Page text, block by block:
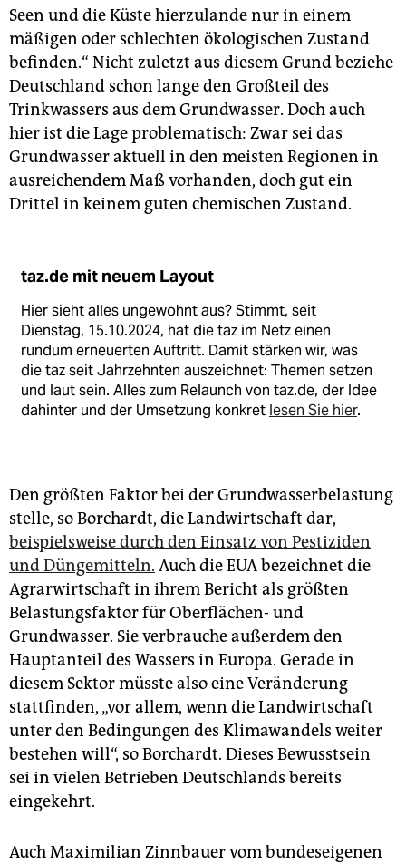
Seen und die Küste hierzulande nur in einem
mäßigen oder schlechten ökologischen Zustand
befinden.“ Nicht zuletzt aus diesem Grund beziehe
Deutschland schon lange den Großteil des
Trinkwassers aus dem Grundwasser. Doch auch
hier ist die Lage problematisch: Zwar sei das
Grundwasser aktuell in den meisten Regionen in
ausreichendem Maß vorhanden, doch gut ein
Drittel in keinem guten chemischen Zustand.
taz.de mit neuem Layout
Hier sieht alles ungewohnt aus? Stimmt, seit
Dienstag, 15.10.2024, hat die taz im Netz einen
rundum erneuerten Auftritt. Damit stärken wir, was
die taz seit Jahrzehnten auszeichnet: Themen setzen
und laut sein. Alles zum Relaunch von taz.de, der Idee
dahinter und der Umsetzung konkret lesen Sie hier.
Den größten Faktor bei der Grundwasserbelastung
stelle, so Borchardt, die Landwirtschaft dar,
beispielsweise durch den Einsatz von Pestiziden
und Düngemitteln. Auch die EUA bezeichnet die
Agrarwirtschaft in ihrem Bericht als größten
Belastungsfaktor für Oberflächen- und
Grundwasser. Sie verbrauche außerdem den
Hauptanteil des Wassers in Europa. Gerade in
diesem Sektor müsste also eine Veränderung
stattfinden, „vor allem, wenn die Landwirtschaft
unter den Bedingungen des Klimawandels weiter
bestehen will“, so Borchardt. Dieses Bewusstsein
sei in vielen Betrieben Deutschlands bereits
eingekehrt.
Auch Maximilian Zinnbauer vom bundeseigenen